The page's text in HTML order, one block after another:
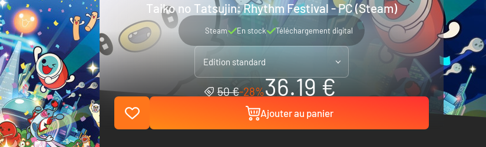
Taiko no Tatsujin: Rhythm Festival - PC (Steam)
Steam En stock Téléchargement digital
Edition standard
50 €-28%36.19 €
Ajouter au panier